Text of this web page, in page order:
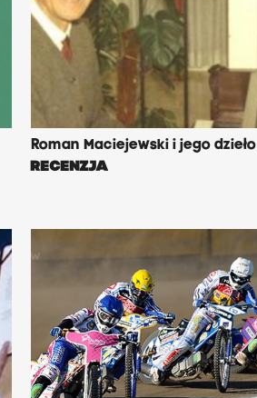
Roman Maciejewski i jego dzieło
RECENZJA